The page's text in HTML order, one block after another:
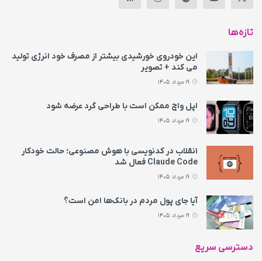
تازه‌ها
این خودروی خورشیدی بیشتر از مصرف خود انرژی تولید
می‌ کند + تصویر
اپل واچ ممکن است با طراحی گرد عرضه شود
انقلاب در کدنویسی با هوش مصنوعی؛ حالت خودکار
Claude Code فعال شد
آیا جای پول مردم در بانک‌ها امن است؟
دسترسی سریع